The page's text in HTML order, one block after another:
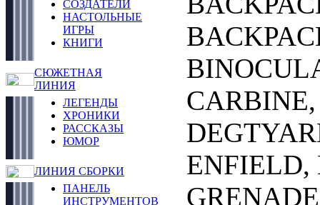
СОЗДАТЕЛИ
НАСТОЛЬНЫЕ
ИГРЫ
КНИГИ
СЮЖЕТНАЯ
ЛИНИЯ
ЛЕГЕНДЫ
ХРОНИКИ
РАССКАЗЫ
ЮМОР
ЛИНИЯ СБОРКИ
ПАНЕЛЬ
ИНСТРУМЕНТОВ
ENFIELD,